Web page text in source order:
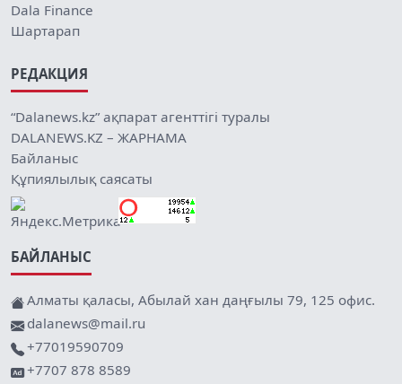
Dala Finance
Шартарап
РЕДАКЦИЯ
“Dalanews.kz” ақпарат агенттігі туралы
DALANEWS.KZ – ЖАРНАМА
Байланыс
Құпиялылық саясаты
БАЙЛАНЫС
Алматы қаласы, Абылай хан даңғылы 79, 125 офис.
dalanews@mail.ru
+77019590709
+7707 878 8589